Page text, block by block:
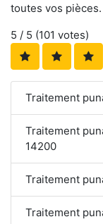
toutes vos pièces.
5 / 5 (101 votes)
Traitement
Traitement
14200
Traitement
Traitement